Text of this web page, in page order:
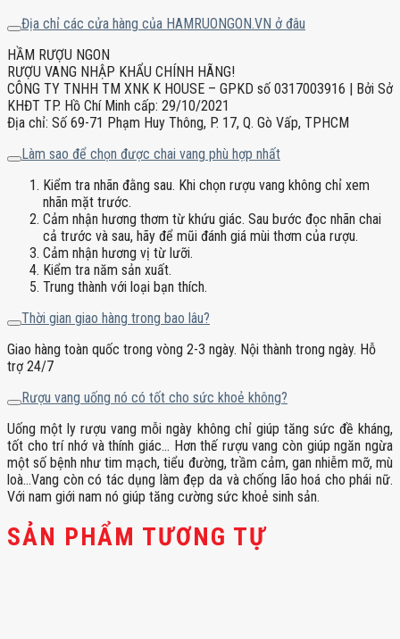
Địa chỉ các cửa hàng của HAMRUONGON.VN ở đâu
HẦM RƯỢU NGON
RƯỢU VANG NHẬP KHẨU CHÍNH HÃNG!
CÔNG TY TNHH TM XNK K HOUSE – GPKD số 0317003916 | Bởi Sở
KHĐT TP. Hồ Chí Minh cấp: 29/10/2021
Địa chỉ: Số 69-71 Phạm Huy Thông, P. 17, Q. Gò Vấp, TPHCM
Làm sao để chọn được chai vang phù hợp nhất
Kiểm tra nhãn đằng sau. Khi chọn rượu vang không chỉ xem
nhãn mặt trước.
Cảm nhận hương thơm từ khứu giác. Sau bước đọc nhãn chai
cả trước và sau, hãy để mũi đánh giá mùi thơm của rượu.
Cảm nhận hương vị từ lưỡi.
Kiểm tra năm sản xuất.
Trung thành với loại bạn thích.
Thời gian giao hàng trong bao lâu?
Giao hàng toàn quốc trong vòng 2-3 ngày. Nội thành trong ngày. Hỗ
trợ 24/7
Rượu vang uống nó có tốt cho sức khoẻ không?
Uống một ly rượu vang mỗi ngày không chỉ giúp tăng sức đề kháng,
tốt cho trí nhớ và thính giác… Hơn thế rượu vang còn giúp ngăn ngừa
một số bệnh như tim mạch, tiểu đường, trầm cảm, gan nhiễm mỡ, mù
loà…Vang còn có tác dụng làm đẹp da và chống lão hoá cho phái nữ.
Với nam giới nam nó giúp tăng cường sức khoẻ sinh sản.
SẢN PHẨM TƯƠNG TỰ